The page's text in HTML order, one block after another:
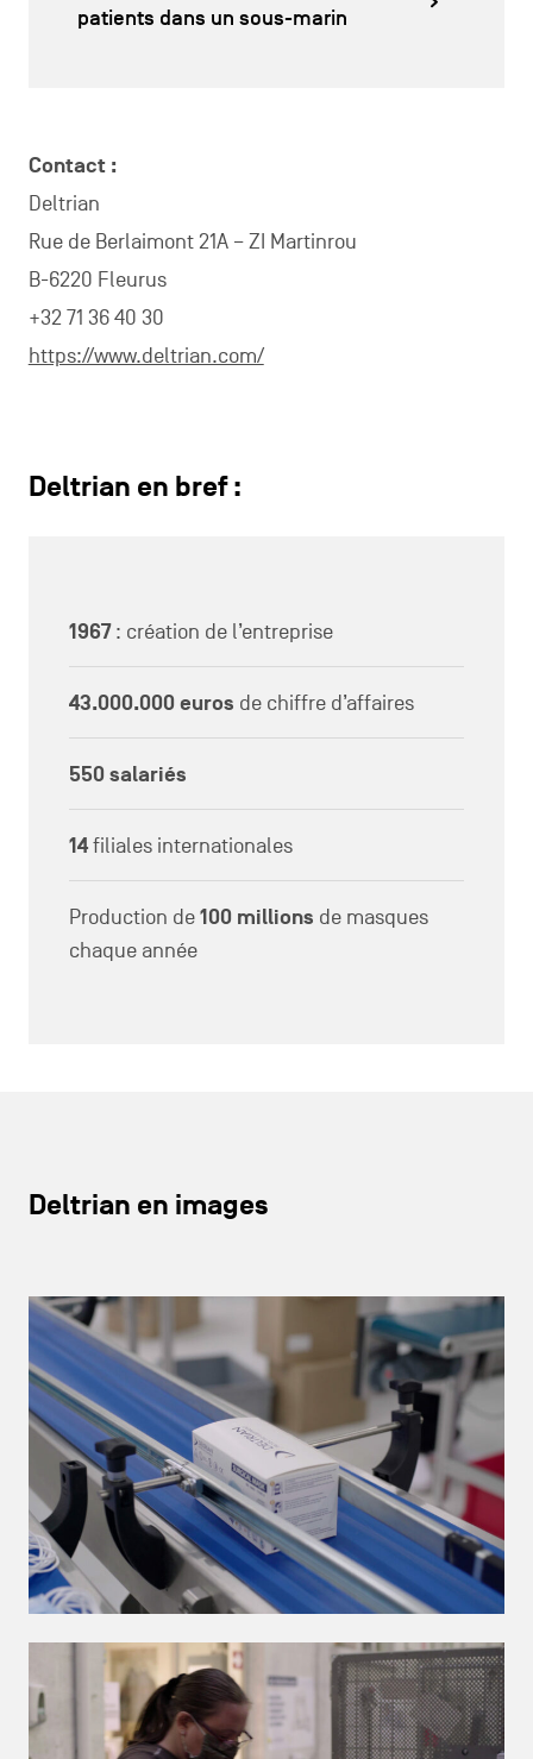
patients dans un sous-marin
Contact :
Deltrian
Rue de Berlaimont 21A – ZI Martinrou
B-6220 Fleurus
+32 71 36 40 30
https://www.deltrian.com/
Deltrian en bref :
1967: création de l’entreprise
43.000.000 euros de chiffre d’affaires
550 salariés
14filiales internationales
Production de100 millions de masques
chaque année
Deltrian en images